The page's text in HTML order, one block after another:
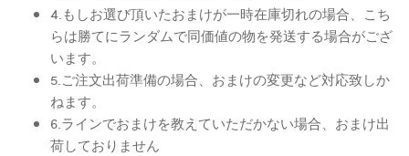
4.もしお選び頂いたおまけが一時在庫切れの場合、こち
らは勝てにランダムで同価値の物を発送する場合がござ
います。
5.ご注文出荷準備の場合、おまけの変更など対応致しか
ねます。
6.ラインでおまけを教えていただかない場合、おまけ出
荷しておりません